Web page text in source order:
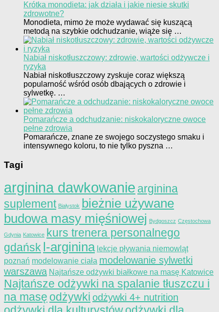
Krótka monodieta: jak działa i jakie niesie skutki
zdrowotne?
Monodieta, mimo że może wydawać się kuszącą
metodą na szybkie odchudzanie, wiąże się …
Nabiał niskotłuszczowy: zdrowie, wartości odżywcze i
ryzyka
Nabiał niskotłuszczowy zyskuje coraz większą
popularność wśród osób dbających o zdrowie i
sylwetkę. …
Pomarańcze a odchudzanie: niskokaloryczne owoce
pełne zdrowia
Pomarańcze, znane ze swojego soczystego smaku i
intensywnego koloru, to nie tylko pyszna …
Tagi
arginina dawkowanie arginina
suplement Białystok bieżnie używane
budowa masy mięśniowej
Bydgoszcz Częstochowa
Gdynia Katowice kurs trenera personalnego
gdańskl-arginina lekcje pływania niemowląt
poznań modelowanie ciała modelowanie sylwetki
warszawa Najtańsze odżywki białkowe na masę Katowice
Najtańsze odżywki na spalanie tłuszczu i
na masę odżywki odżywki 4+ nutrition